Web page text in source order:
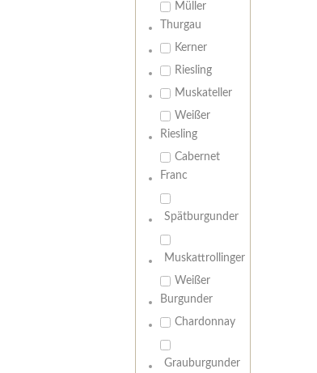
Müller
Thurgau
Kerner
Riesling
Muskateller
Weißer
Riesling
Cabernet
Franc
Spätburgunder
Muskattrollinger
Weißer
Burgunder
Chardonnay
Grauburgunder